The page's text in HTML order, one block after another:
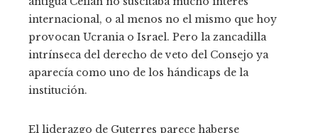
internacional, o al menos no el mismo que hoy
provocan Ucrania o Israel. Pero la zancadilla
intrínseca del derecho de veto del Consejo ya
aparecía como uno de los hándicaps de la
institución.
El liderazgo de Guterres parece haberse